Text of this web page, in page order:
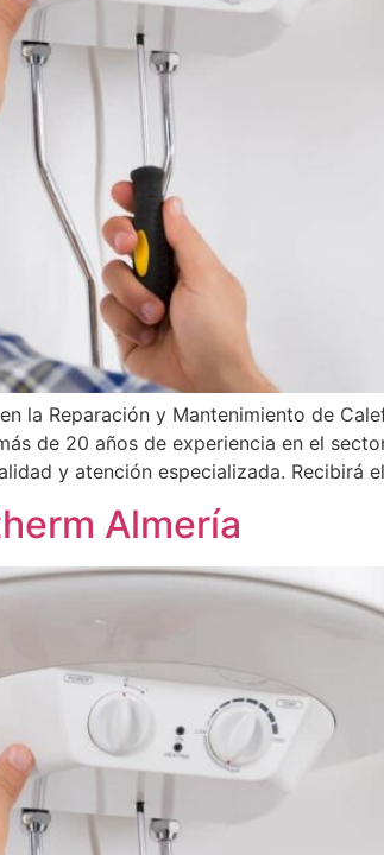
la Reparación y Mantenimiento de
de 20 años de experiencia en el
y atención especializada.
Almería